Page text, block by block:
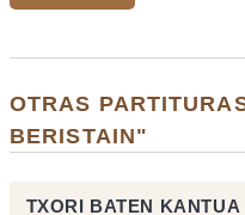
OTRAS
BERISTAIN"
TXORI BATEN KANTUA